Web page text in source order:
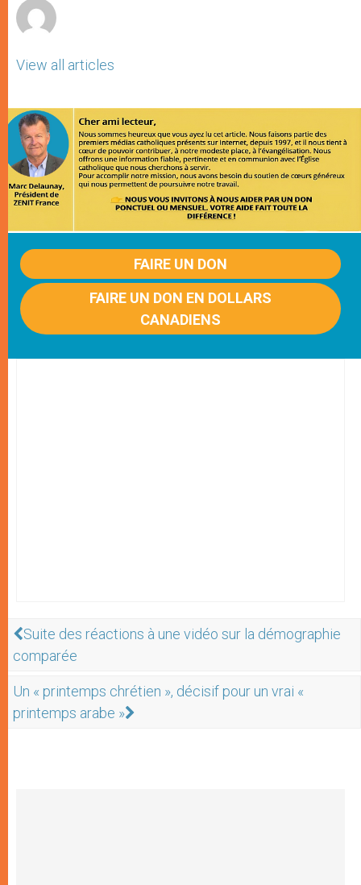
View all articles
FAIRE UN DON
FAIRE UN DON EN DOLLARS
CANADIENS
Suite des réactions à une vidéo sur la démographie
comparée
Un « printemps chrétien », décisif pour un vrai «
printemps arabe »